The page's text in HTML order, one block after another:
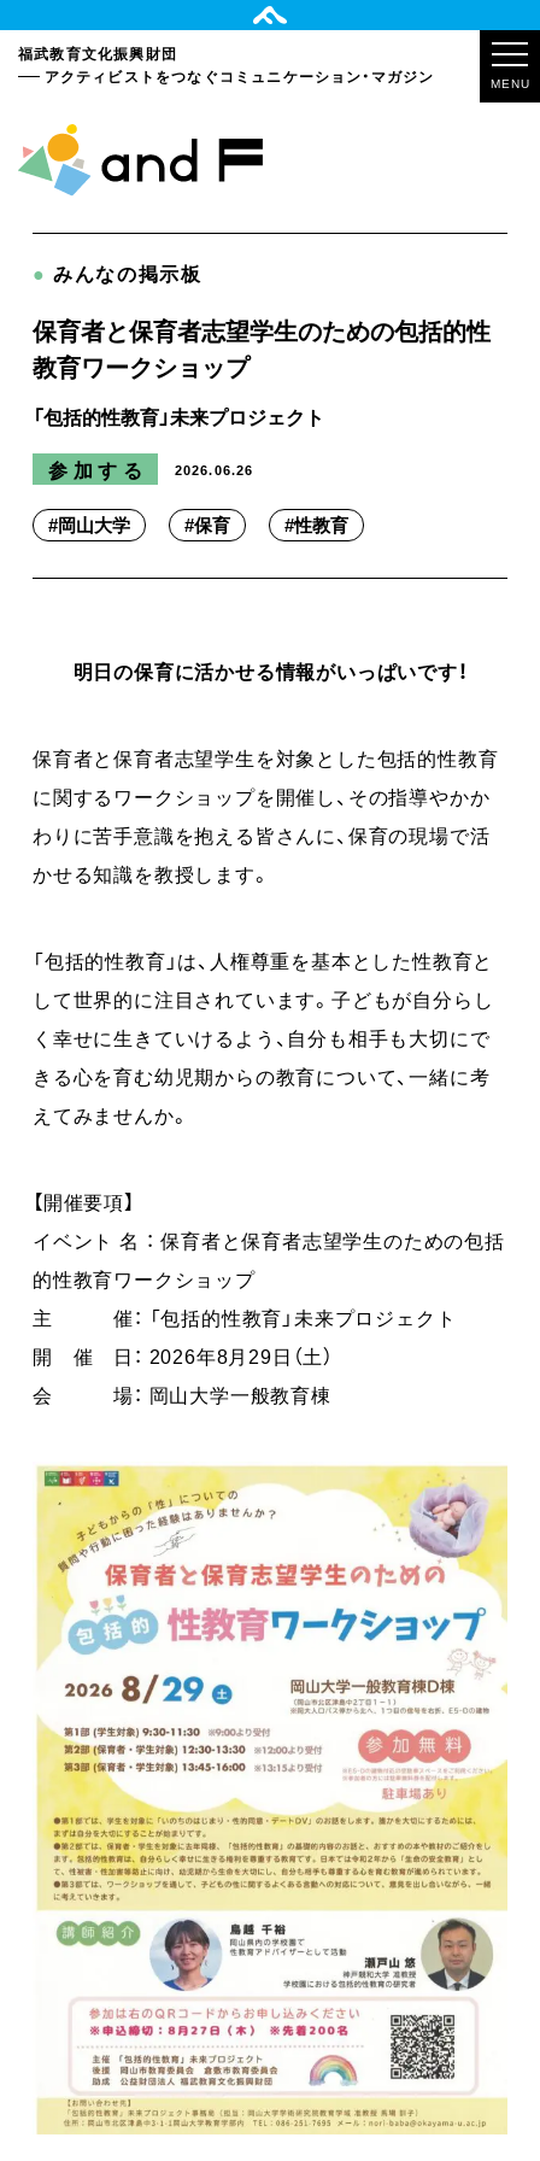
福武教育文化振興財団
アクティビストをつなぐコミュニケーション・マガジン MENU
● みんなの掲示板
保育者と保育者志望学生のための包括的性
教育ワークショップ
「包括的性教育」未来プロジェクト
参加する
2026.06.26
#岡山大学 #保育 #性教育
明日の保育に活かせる情報がいっぱいです！
保育者と保育者志望学生を対象とした包括的性教育
に関するワークショップを開催し、その指導やかか
わりに苦手意識を抱える皆さんに、保育の現場で活
かせる知識を教授します。
「包括的性教育」は、人権尊重を基本とした性教育と
して世界的に注目されています。子どもが自分らし
く幸せに生きていけるよう、自分も相手も大切にで
きる心を育む幼児期からの教育について、一緒に考
えてみませんか。
【開催要項】
イベント 名 ： 保育者と保育者志望学生のための包括
的性教育ワークショップ
主 催： 「包括的性教育」未来プロジェクト
開 催 日： 2026年8月29日（土）
会 場： 岡山大学一般教育棟